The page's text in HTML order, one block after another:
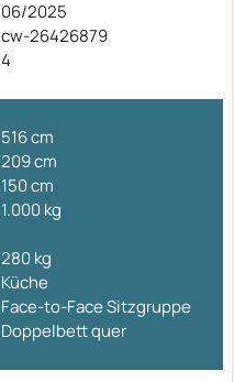
06/2025
cw-26426879
4
516 cm
209 cm
150 cm
1.000 kg
280 kg
Küche
Face-to-Face Sitzgruppe
Doppelbett quer